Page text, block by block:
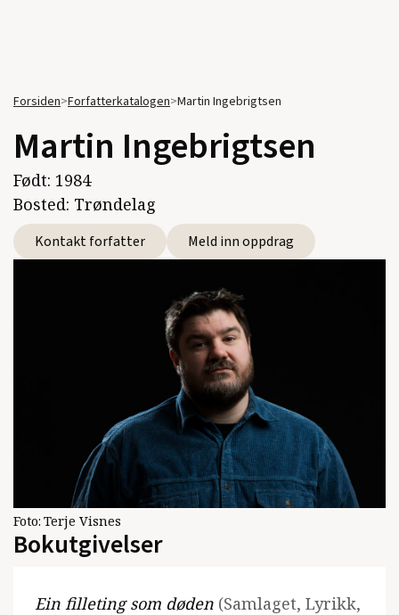
Forsiden>Forfatterkatalogen>Martin Ingebrigtsen
Martin Ingebrigtsen
Født: 1984
Bosted: Trøndelag
Kontakt forfatter Meld inn oppdrag
Foto: Terje Visnes
Bokutgivelser
Ein filleting som døden (Samlaget, Lyrikk,